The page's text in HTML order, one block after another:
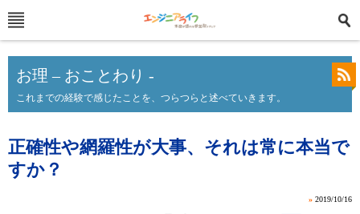
お理 – おことわり -
これまでの経験で感じたことを、つらつらと述べていきます。
正確性や網羅性が大事、それは常に本当で
すか？
» 2019/10/16